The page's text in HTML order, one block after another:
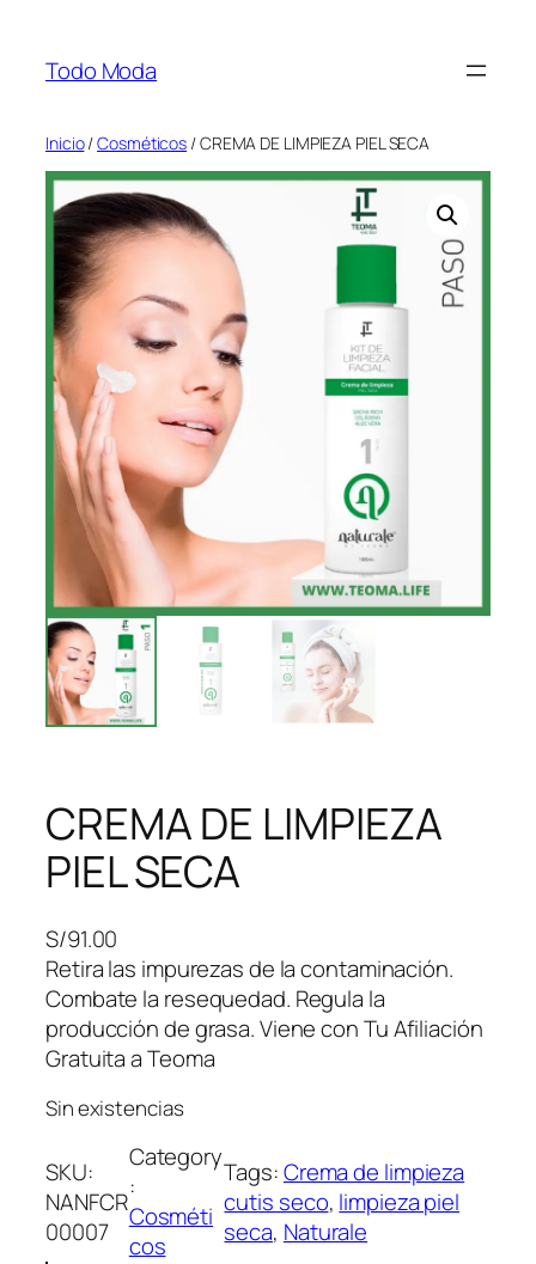
contenido
Todo Moda
Inicio/Cosméticos / CREMA DE LIMPIEZA PIEL SECA
CREMA DE LIMPIEZA
PIEL SECA
S/91.00
Retira las impurezas de la contaminación.
Combate la resequedad. Regula la
producción de grasa. Viene con Tu Afiliación
Gratuita a Teoma
Sin existencias
SKU:
NANFCR
00007
Category
:
Cosméti
cos
Tags:Crema de limpieza
cutis seco, limpieza piel
seca, Naturale